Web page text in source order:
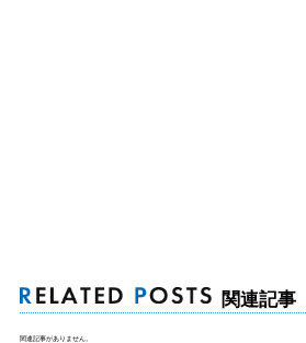
関連記事
関連記事がありません。